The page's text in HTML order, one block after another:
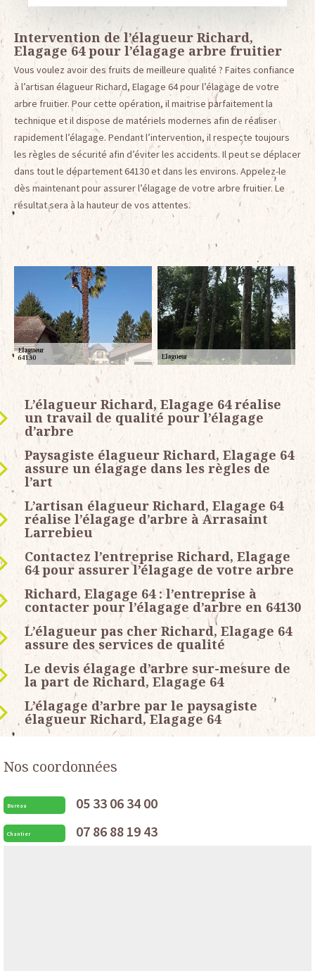
Intervention de l’élagueur Richard,
Elagage 64 pour l’élagage arbre fruitier
Vous voulez avoir des fruits de meilleure qualité ? Faites confiance
à l’artisan élagueur Richard, Elagage 64 pour l’élagage de votre
arbre fruitier. Pour cette opération, il maitrise parfaitement la
technique et il dispose de matériels modernes afin de réaliser
rapidement l’élagage. Pendant l’intervention, il respecte toujours
les règles de sécurité afin d’éviter les accidents. Il peut se déplacer
dans tout le département 64130 et dans les environs. Appelez-le
dès maintenant pour assurer l’élagage de votre arbre fruitier. Le
résultat sera à la hauteur de vos attentes.
L’élagueur Richard, Elagage 64 réalise
un travail de qualité pour l’élagage
d’arbre
Paysagiste élagueur Richard, Elagage 64
assure un élagage dans les règles de
l’art
L’artisan élagueur Richard, Elagage 64
réalise l’élagage d’arbre à Arrasaint
Larrebieu
Contactez l’entreprise Richard, Elagage
64 pour assurer l’élagage de votre arbre
Richard, Elagage 64 : l’entreprise à
contacter pour l’élagage d’arbre en 64130
L’élagueur pas cher Richard, Elagage 64
assure des services de qualité
Le devis élagage d’arbre sur-mesure de
la part de Richard, Elagage 64
L’élagage d’arbre par le paysagiste
élagueur Richard, Elagage 64
Nos coordonnées
Bureau 05 33 06 34 00
Chantier 07 86 88 19 43